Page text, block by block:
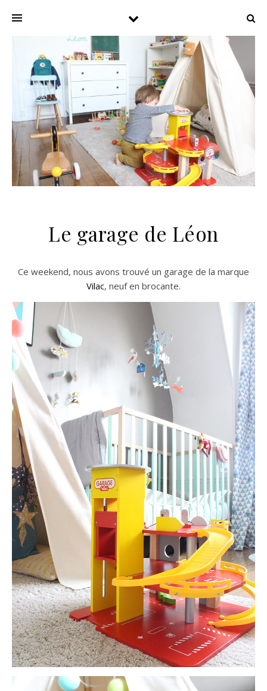
Facebook
sur Twitter sur Instagram
Facebook
sur Twitter sur Instagram
Le garage de Léon
Ce weekend, nous avons trouvé un garage de la marque
Vilac, neuf en brocante.